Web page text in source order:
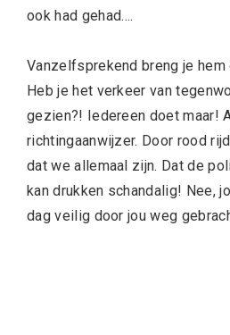
ook had gehad….
Vanzelfsprekend breng je hem
Heb je het verkeer van
gezien?! Iedereen doet maar!
richtingaanwijzer. Door rood
dat we allemaal zijn. Dat de
kan drukken schandalig! Nee,
dag veilig door jou weg